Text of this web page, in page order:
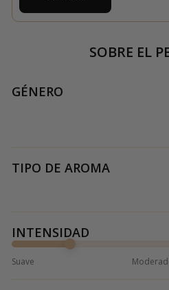
SOBRE EL
GÉNERO
TIPO DE AROMA
INTENSIDAD
Suave